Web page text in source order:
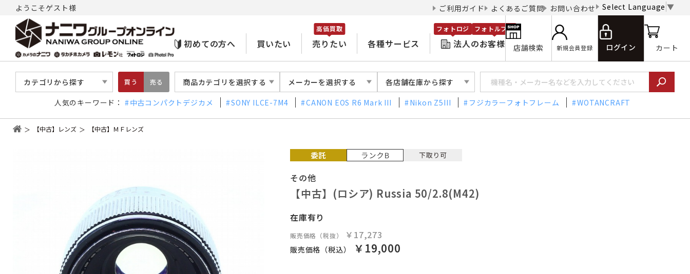
ようこそゲスト様 ご利用ガイド よくあるご質問 お問い合わせ Select Language ▼
初めての方へ 買いたい 売りたい
高価買取
各種サービス 法人のお客様
フォトロジ フォトルプロ
店舗検索 新規会員登録 ログイン カート
カテゴリから探す 買う 売る 商品カテゴリを選択する メーカーを選択する 各店舗在庫から探す
人気のキーワード： 中古コンパクトデジカメ SONY ILCE-7M4 CANON EOS R6 Mark III Nikon Z5III フジカラーフォトフレーム WOTANCRAFT
【中古】レンズ 【中古】ＭＦレンズ
その他
【中古】(ロシア) Russia 50/2.8(M42)
在庫有り
販売価格（税抜） ￥17,273
販売価格（税込） ￥19,000